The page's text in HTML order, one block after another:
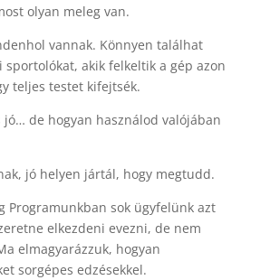
olyan meleg van.
vannak. Könnyen találhat
akik felkeltik a gép azon
teljes testet kifejtsék.
jó… de hogyan használod valójában
jó helyen jártál, hogy megtudd.
Programunkban sok ügyfelünk azt
elkezdeni evezni, de nem
elmagyarázzuk, hogyan
sorgépes edzésekkel.